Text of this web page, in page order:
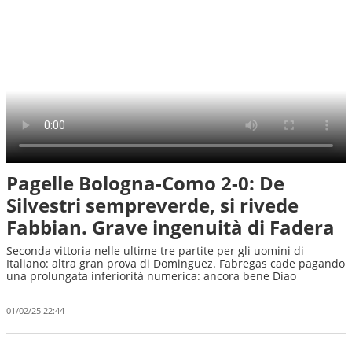
Pagelle Bologna-Como 2-0: De
Silvestri sempreverde, si rivede
Fabbian. Grave ingenuità di Fadera
Seconda vittoria nelle ultime tre partite per gli uomini di
Italiano: altra gran prova di Dominguez. Fabregas cade pagando
una prolungata inferiorità numerica: ancora bene Diao
01/02/25 22:44